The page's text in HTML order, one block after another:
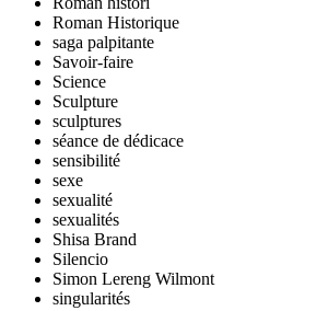
Roman Historique
saga palpitante
Savoir-faire
Science
Sculpture
sculptures
séance de dédicace
sensibilité
sexe
sexualité
sexualités
Shisa Brand
Silencio
Simon Lereng Wilmont
singularités